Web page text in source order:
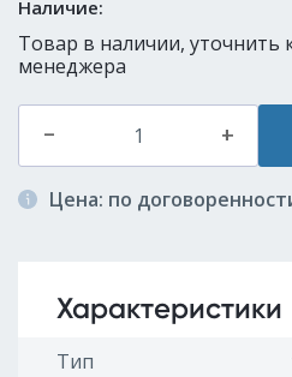
Наличие:
Товар в наличии, уточнить
менеджера
– +
Цена: по
Характеристики
Тип